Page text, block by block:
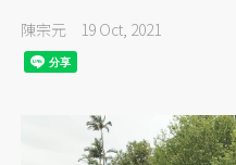
陳宗元 19 Oct, 2021